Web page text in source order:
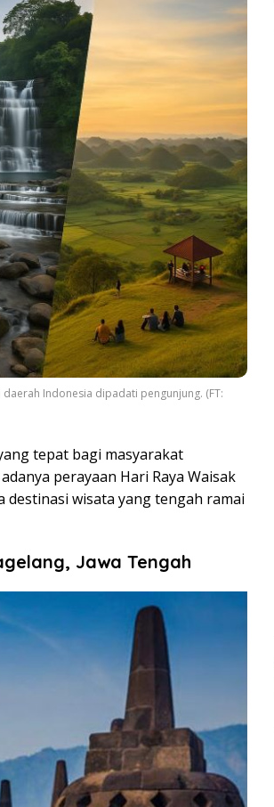
Indonesia dipadati pengunjung. (FT:
tepat bagi masyarakat
perayaan Hari Raya Waisak
destinasi wisata yang tengah ramai
Jawa Tengah